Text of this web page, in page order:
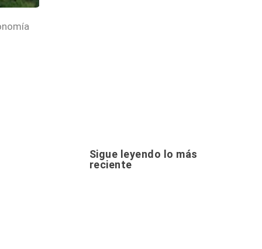
Sigue leyendo lo más
reciente